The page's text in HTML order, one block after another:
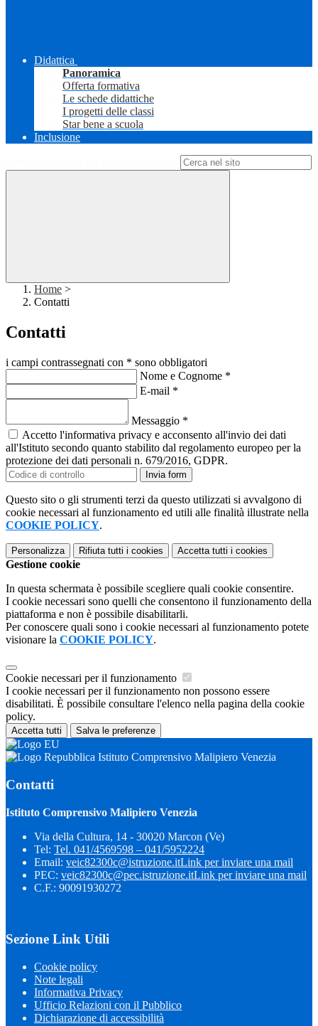
Didattica
Panoramica
Offerta formativa
Le schede didattiche
I progetti delle classi
Star bene a scuola
Inclusione
Home >
Contatti
Contatti
i campi contrassegnati con * sono obbligatori
Nome e Cognome *
E-mail *
Messaggio *
Accetto l'informativa privacy e acconsento all'invio dei dati
all'Istituto secondo quanto stabilito dal regolamento europeo per la
protezione dei dati personali n. 679/2016, GDPR.
Invia form
Questo sito o gli strumenti terzi da questo utilizzati si avvalgono di
cookie necessari al funzionamento ed utili alle finalità illustrate nella
COOKIE POLICY.
Personalizza Rifiuta tutti i cookies Accetta tutti i cookies
Gestione cookie
In questa schermata è possibile scegliere quali cookie consentire.
I cookie necessari sono quelli che consentono il funzionamento della
piattaforma e non è possibile disabilitarli.
Per conoscere quali sono i cookie necessari al funzionamento potete
visionare la COOKIE POLICY.
Cookie necessari per il funzionamento
I cookie necessari per il funzionamento non possono essere
disabilitati. È possibile consultare l'elenco nella pagina della cookie
policy.
Accetta tutti Salva le preferenze
Istituto Comprensivo Malipiero Venezia
Contatti
Istituto Comprensivo Malipiero Venezia
Via della Cultura, 14 - 30020 Marcon (Ve)
Tel: Tel. 041/4569598 – 041/5952224
Email: veic82300c@istruzione.itLink per inviare una mail
PEC: veic82300c@pec.istruzione.itLink per inviare una mail
C.F.: 90091930272
Sezione Link Utili
Cookie policy
Note legali
Informativa Privacy
Ufficio Relazioni con il Pubblico
Dichiarazione di accessibilità